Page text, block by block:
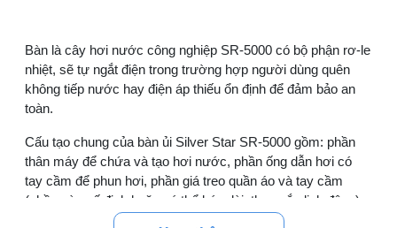
Bàn là cây hơi nước công nghiệp SR-5000 có bộ phận rơ-le
nhiệt, sẽ tự ngắt điện trong trường hợp người dùng quên
không tiếp nước hay điện áp thiếu ổn định để đảm bảo an
toàn.
Cấu tạo chung của bàn ủi Silver Star SR-5000 gồm: phần
thân máy để chứa và tạo hơi nước, phần ống dẫn hơi có
tay cầm để phun hơi, phần giá treo quần áo và tay cầm
(phần này cố định hoặc có thể kéo dài, thu ngắn linh động).
21/07/2026 09:08 AM
Cách vệ sinh máy cắt nhiệt dây đai an toàn,
Quy trình kiểm vải đầu vào và cách tính
điểm lỗi chuẩn
05/08/2026 10:52 AM